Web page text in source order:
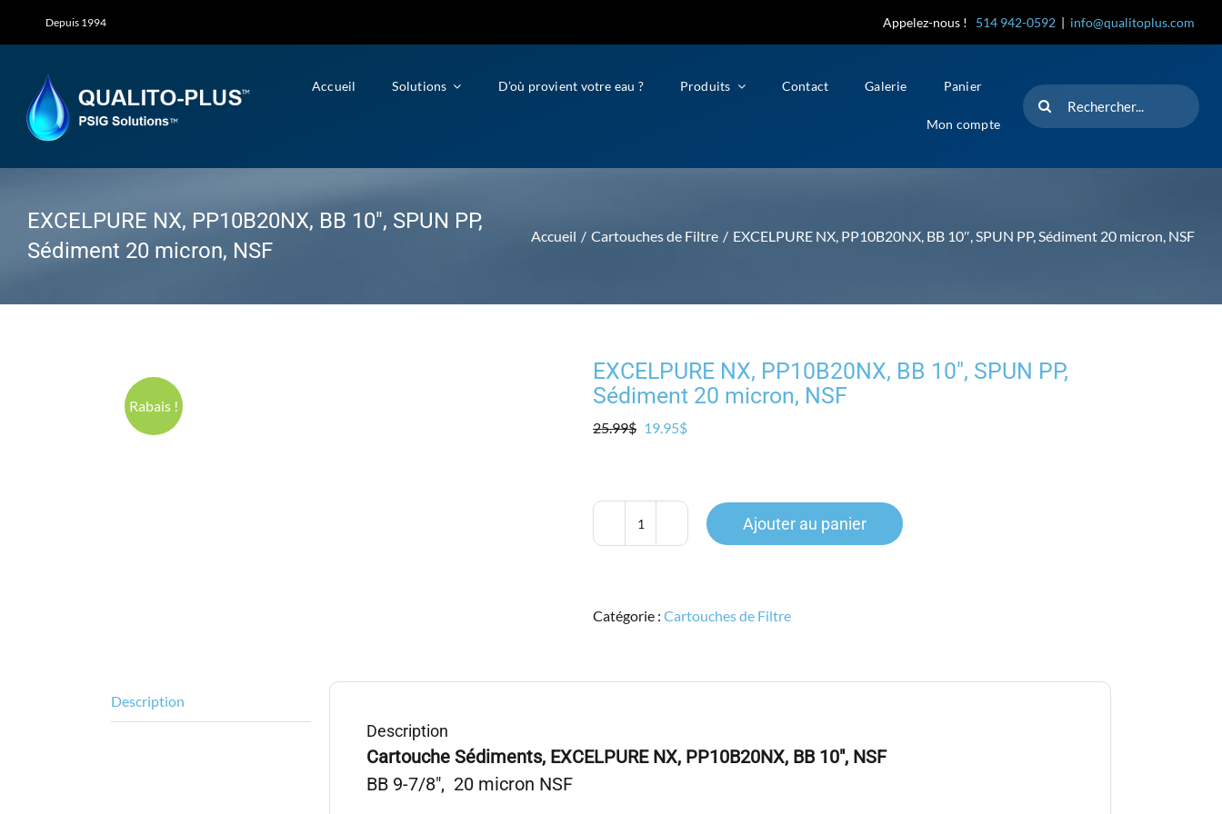
Depuis 1994 Appelez-nous ! 514 942-0592 | info@qualitoplus.com
Accueil Solutions D’où provient votre eau ? Produits Contact Galerie Panier
Mon compte
Rechercher
EXCELPURE NX, PP10B20NX, BB 10″, SPUN PP,
Sédiment 20 micron, NSF
Accueil Cartouches de Filtre EXCELPURE NX, PP10B20NX, BB 10″, SPUN PP, Sédiment 20 micron, NSF
Rabais !
EXCELPURE NX, PP10B20NX, BB 10″, SPUN PP,
Sédiment 20 micron, NSF
25.99$ Le
19.95$Le
19.95$.
quantité
PP10B20NX,
SPUN
20
Ajouter au panier
Catégorie : Cartouches de Filtre
Description
Description
Cartouche Sédiments, EXCELPURE NX, PP10B20NX, BB 10″, NSF
BB 9-7/8″, 20 micron NSF